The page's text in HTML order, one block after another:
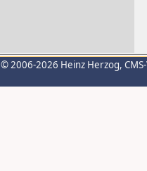
© 2006-2026 Heinz Herzog,